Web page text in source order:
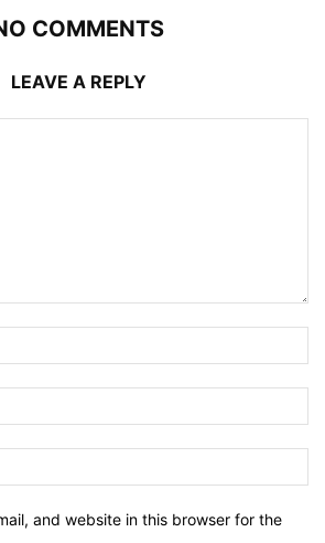
COMMENTS
LEAVE A REPLY
and website in this browser for the